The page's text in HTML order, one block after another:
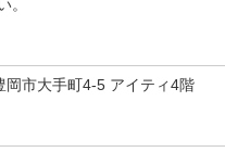
。
岡市大手町4-5 アイティ4階